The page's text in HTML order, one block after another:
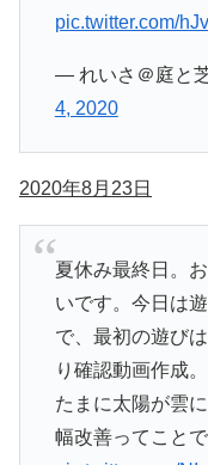
pic.twitter.com/
— れいさ＠庭と
4, 2020
2020年8月23日
夏休み最終日。
いです。今日は
で、最初の遊び
り確認動画作成。
たまに太陽が雲
幅改善ってこと